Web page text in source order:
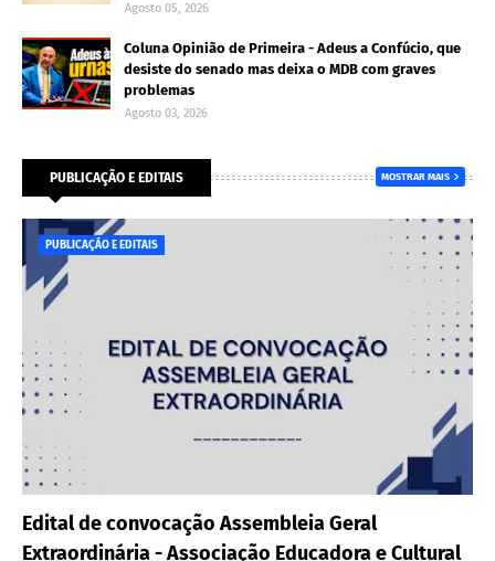
Agosto 05, 2026
Coluna Opinião de Primeira - Adeus a Confúcio, que
desiste do senado mas deixa o MDB com graves
problemas
Agosto 03, 2026
PUBLICAÇÃO E EDITAIS MOSTRAR MAIS
PUBLICAÇÃO E EDITAIS
Edital de convocação Assembleia Geral
Extraordinária - Associação Educadora e Cultural